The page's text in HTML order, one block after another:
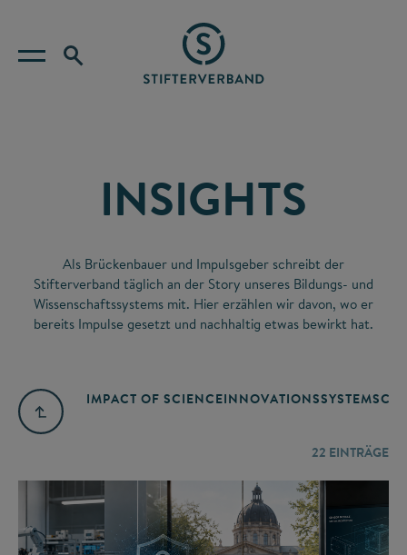
INSIGHTS
Als Brückenbauer und Impulsgeber schreibt der
Stifterverband täglich an der Story unseres Bildungs- und
Wissenschaftssystems mit. Hier erzählen wir davon, wo er
bereits Impulse gesetzt und nachhaltig etwas bewirkt hat.
IMPACT OF SCIENCEINNOVATIONSSYSTEM
22 EINTRÄGE